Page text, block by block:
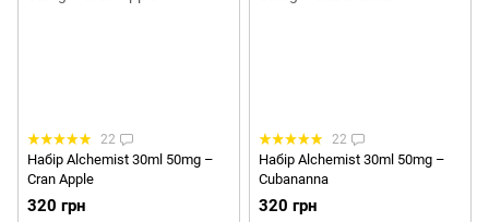
22
Набір Alchemist 30ml 50mg –
Cran Apple
320 грн
22
Набір Alchemist 30ml 50mg –
Cubananna
320 грн